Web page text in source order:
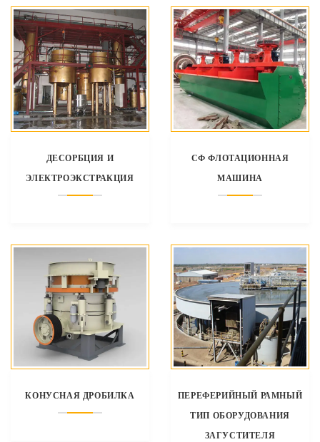
ДЕСОРБЦИЯ И
ЭЛЕКТРОЭКСТРАКЦИЯ
СФ ФЛОТАЦИОННАЯ
МАШИНА
КОНУСНАЯ ДРОБИЛКА
ПЕРЕФЕРИЙНЫЙ РАМНЫЙ
ТИП ОБОРУДОВАНИЯ
ЗАГУСТИТЕЛЯ